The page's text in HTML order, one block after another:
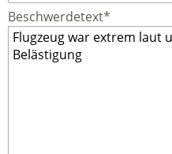
Beschwerdetext*